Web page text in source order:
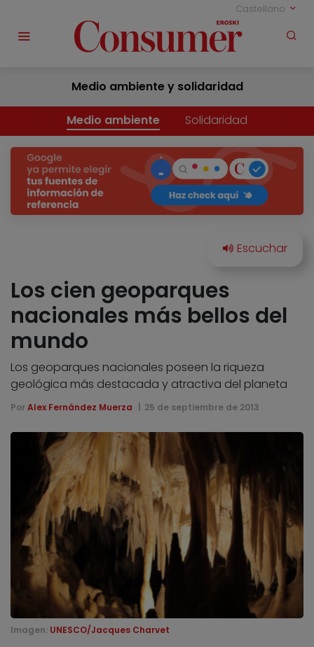
Castellano
Medio ambiente y solidaridad
Medio ambiente Solidaridad
Los cien geoparques
nacionales más bellos del
mundo
Los geoparques nacionales poseen la riqueza
geológica más destacada y atractiva del planeta
Por Alex Fernández Muerza 25 de septiembre de 2013
Imagen: UNESCO/Jacques Charvet